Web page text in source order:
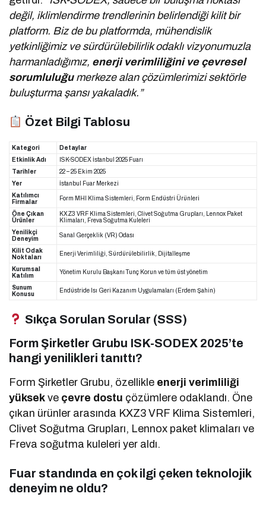
değil, iklimlendirme trendlerinin belirlendiği kilit bir
platform. Biz de bu platformda, mühendislik
yetkinliğimiz ve sürdürülebilirlik odaklı vizyonumuzla
harmanladığımız, enerji verimliliğini ve çevresel
sorumluluğumerkeze alan çözümlerimizi sektörle
buluşturma şansı yakaladık.”
Özet Bilgi Tablosu
Kategori
Detaylar
Etkinlik Adı
ISK-SODEX İstanbul 2025 Fuarı
Tarihler
22 – 25 Ekim 2025
Yer
İstanbul Fuar Merkezi
Katılımcı
Firmalar
Form MHI Klima Sistemleri, Form Endüstri Ürünleri
Öne Çıkan
Ürünler
KXZ3 VRF Klima Sistemleri, Clivet Soğutma Grupları, Lennox Paket
Klimaları, Freva Soğutma Kuleleri
Yenilikçi
Deneyim
Sanal Gerçeklik (VR) Odası
Kilit Odak
Noktaları
Enerji Verimliliği, Sürdürülebilirlik, Dijitalleşme
Kurumsal
Katılım
Yönetim Kurulu Başkanı Tunç Korun ve tüm üst yönetim
Sunum
Konusu
Endüstride Isı Geri Kazanım Uygulamaları (Erdem Şahin)
Sıkça Sorulan Sorular (SSS)
Form Şirketler Grubu ISK-SODEX 2025’te
hangi yenilikleri tanıttı?
Form Şirketler Grubu, özellikle enerji verimliliği
yüksek ve çevre dostu çözümlere odaklandı. Öne
çıkan ürünler arasında KXZ3 VRF Klima Sistemleri,
Clivet Soğutma Grupları, Lennox paket klimaları ve
Freva soğutma kuleleri yer aldı.
Fuar standında en çok ilgi çeken teknolojik
deneyim ne oldu?